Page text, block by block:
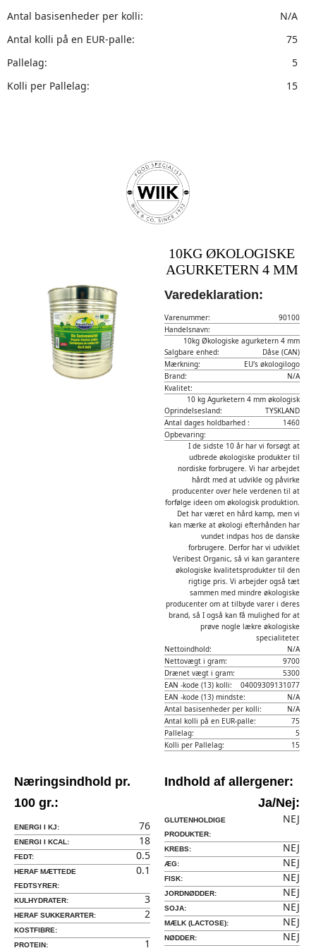
Antal basisenheder per kolli:
N/A
Antal kolli på en EUR-palle:
75
Pallelag:
5
Kolli per Pallelag:
15
10KG ØKOLOGISKE
AGURKETERN 4 MM
Varedeklaration:
Varenummer:
90100
Handelsnavn:
10kg Økologiske agurketern 4 mm
Salgbare enhed:
Dåse (CAN)
Mærkning:
EU's økologilogo
Brand:
N/A
Kvalitet:
10 kg Agurketern 4 mm økologisk
Oprindelsesland:
TYSKLAND
Antal dages holdbarhed :
1460
Opbevaring:
I de sidste 10 år har vi forsøgt at
udbrede økologiske produkter til
nordiske forbrugere. Vi har arbejdet
hårdt med at udvikle og påvirke
producenter over hele verdenen til at
forfølge ideen om økologisk produktion.
Det har været en hård kamp, men vi
kan mærke at økologi efterhånden har
vundet indpas hos de danske
forbrugere. Derfor har vi udviklet
Veribest Organic, så vi kan garantere
økologiske kvalitetsprodukter til den
rigtige pris. Vi arbejder også tæt
sammen med mindre økologiske
producenter om at tilbyde varer i deres
brand, så I også kan få mulighed for at
prøve nogle lækre økologiske
specialiteter.
Nettoindhold:
N/A
Nettovægt i gram:
9700
Drænet vægt i gram:
5300
EAN -kode (13) kolli:
04009309131077
EAN -kode (13) mindste:
N/A
Antal basisenheder per kolli:
N/A
Antal kolli på en EUR-palle:
75
Pallelag:
5
Kolli per Pallelag:
15
Næringsindhold pr.
100 gr.:
ENERGI I KJ: 76
ENERGI I KCAL: 18
FEDT: 0.5
HERAF MÆTTEDE
FEDTSYRER:
0.1
KULHYDRATER: 3
HERAF SUKKERARTER: 2
KOSTFIBRE:
PROTEIN:
1
Indhold af allergener:
Ja/Nej:
GLUTENHOLDIGE
PRODUKTER:
NEJ
KREBS: NEJ
ÆG: NEJ
FISK: NEJ
JORDNØDDER: NEJ
SOJA: NEJ
MÆLK (LACTOSE): NEJ
NØDDER:
NEJ